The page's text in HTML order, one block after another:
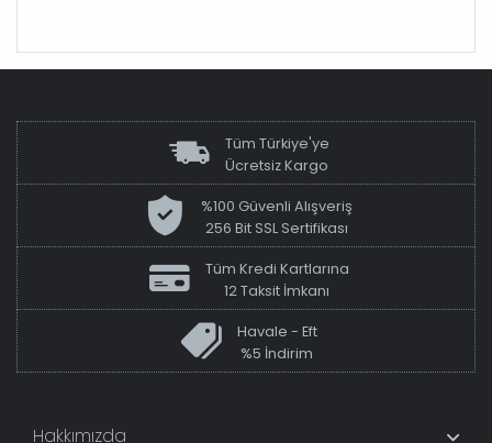
Tüm Türkiye'ye
Ücretsiz Kargo
%100 Güvenli Alışveriş
256 Bit SSL Sertifikası
Tüm Kredi Kartlarına
12 Taksit İmkanı
Havale - Eft
%5 İndirim
Hakkımızda